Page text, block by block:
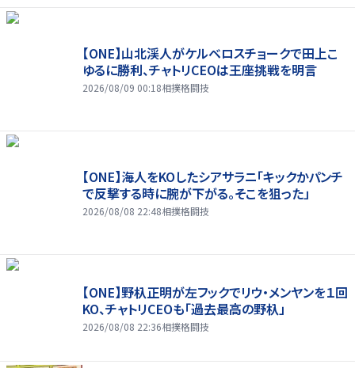
【ONE】山北渓人がケルベロスチョークで田上こ
ゆるに勝利、チャトリCEOは王座挑戦を明言
2026/08/09 00:18相撲格闘技
【ONE】海人をKOしたシアサラニ「キックかパンチ
で反撃する時に腕が下がる。そこを狙った」
2026/08/08 22:48相撲格闘技
【ONE】野杁正明が左フックでリウ・メンヤンを１回
KO、チャトリCEOも「過去最高の野杁」
2026/08/08 22:36相撲格闘技